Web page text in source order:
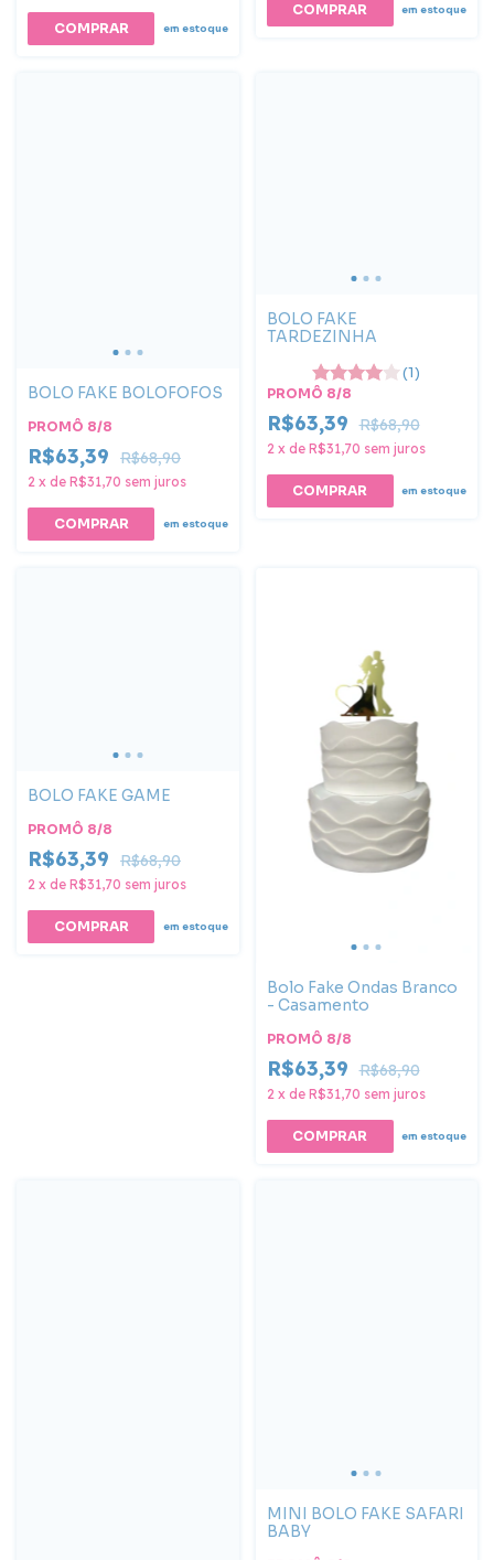
COMPRAR em estoque
COMPRAR em estoque
BOLO FAKE BOLOFOFOS
PROMÔ 8/8
R$63,39 R$68,90
2 x de R$31,70 sem juros
COMPRAR em estoque
BOLO FAKE
TARDEZINHA
(1)
PROMÔ 8/8
R$63,39 R$68,90
2 x de R$31,70 sem juros
em estoque
BOLO FAKE GAME
PROMÔ 8/8
R$63,39 R$68,90
2 x de R$31,70 sem juros
em estoque
Bolo Fake Ondas Branco
- Casamento
PROMÔ 8/8
R$63,39 R$68,90
2 x de R$31,70 sem juros
em estoque
MINI BOLO FAKE SAFARI
BABY